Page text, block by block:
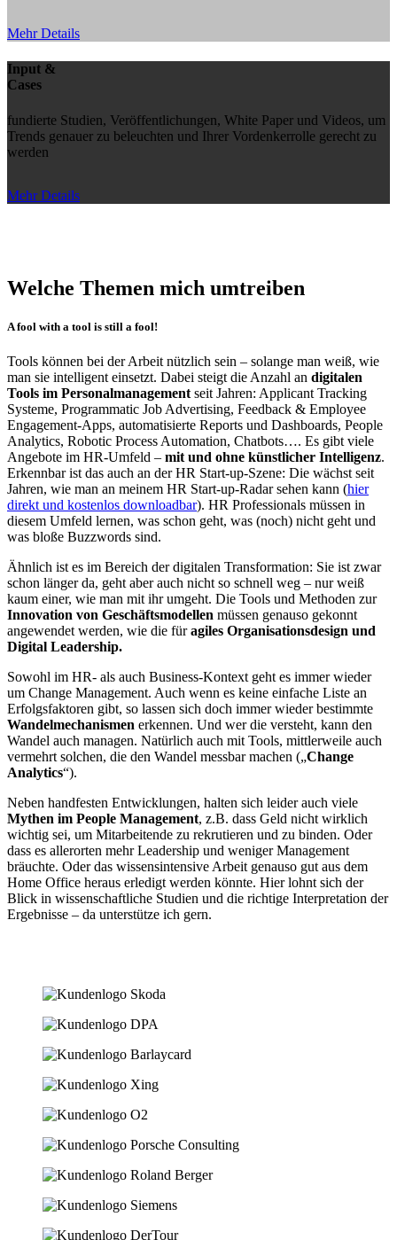
Mehr Details
Input &
Cases
fundierte Studien, Veröffentlichungen, White Paper und Videos, um
Trends genauer zu beleuchten und Ihrer Vordenkerrolle gerecht zu
werden
Mehr Details
Welche Themen mich umtreiben
A fool with a tool is still a fool!
Tools können bei der Arbeit nützlich sein – solange man weiß, wie
man sie intelligent einsetzt. Dabei steigt die Anzahl an digitalen
Tools im Personalmanagement seit Jahren: Applicant Tracking
Systeme, Programmatic Job Advertising, Feedback & Employee
Engagement-Apps, automatisierte Reports und Dashboards, People
Analytics, Robotic Process Automation, Chatbots…. Es gibt viele
Angebote im HR-Umfeld – mit und ohne künstlicher Intelligenz.
Erkennbar ist das auch an der HR Start-up-Szene: Die wächst seit
Jahren, wie man an meinem HR Start-up-Radar sehen kann (hier
direkt und kostenlos downloadbar). HR Professionals müssen in
diesem Umfeld lernen, was schon geht, was (noch) nicht geht und
was bloße Buzzwords sind.
Ähnlich ist es im Bereich der digitalen Transformation: Sie ist zwar
schon länger da, geht aber auch nicht so schnell weg – nur weiß
kaum einer, wie man mit ihr umgeht. Die Tools und Methoden zur
Innovation von Geschäftsmodellen müssen genauso gekonnt
angewendet werden, wie die füragiles Organisationsdesign und
Digital Leadership.
Sowohl im HR- als auch Business-Kontext geht es immer wieder
um Change Management. Auch wenn es keine einfache Liste an
Erfolgsfaktoren gibt, so lassen sich doch immer wieder bestimmte
Wandelmechanismen erkennen. Und wer die versteht, kann den
Wandel auch managen. Natürlich auch mit Tools, mittlerweile auch
vermehrt solchen, die den Wandel messbar machen („Change
Analytics“).
Neben handfesten Entwicklungen, halten sich leider auch viele
Mythen im People Management, z.B. dass Geld nicht wirklich
wichtig sei, um Mitarbeitende zu rekrutieren und zu binden. Oder
dass es allerorten mehr Leadership und weniger Management
bräuchte. Oder das wissensintensive Arbeit genauso gut aus dem
Home Office heraus erledigt werden könnte. Hier lohnt sich der
Blick in wissenschaftliche Studien und die richtige Interpretation der
Ergebnisse – da unterstütze ich gern.